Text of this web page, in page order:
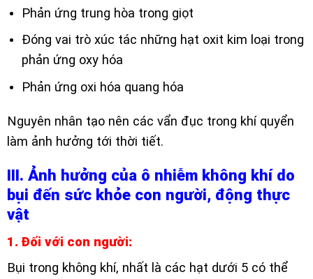
Phản ứng trung hòa trong giọt
Đóng vai trò xúc tác những hạt oxit kim loại trong
phản ứng oxy hóa
Phản ứng oxi hóa quang hóa
Nguyên nhân tạo nên các vẩn đục trong khí quyển
làm ảnh hưởng tới thời tiết.
III. Ảnh hưởng của ô nhiễm không khí do
bụi đến sức khỏe con người, động thực
vật
1. Đối với con người:
Bụi trong không khí, nhất là các hạt dưới 5 có thể